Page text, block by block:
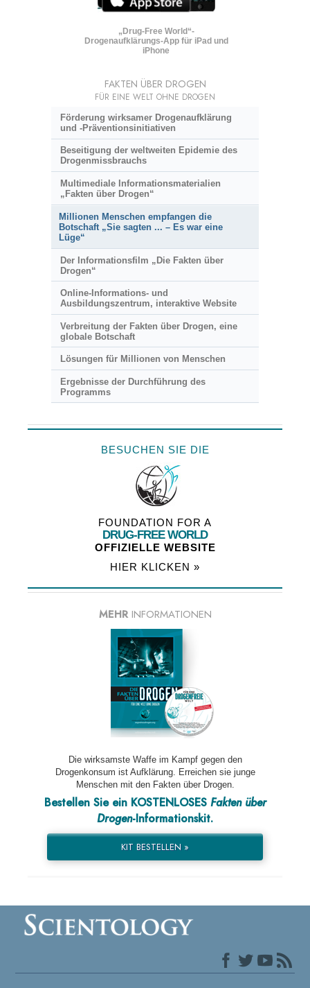
„Drug-Free World“-
Drogenaufklärungs-App für iPad und
iPhone
FAKTEN ÜBER DROGEN
FÜR EINE WELT OHNE DROGEN
Förderung wirksamer Drogenaufklärung
und -Präventionsinitiativen
Beseitigung der weltweiten Epidemie des
Drogenmissbrauchs
Multimediale Informationsmaterialien
„Fakten über Drogen“
Millionen Menschen empfangen die
Botschaft „Sie sagten ... – Es war eine
Lüge“
Der Informationsfilm „Die Fakten über
Drogen“
Online-Informations- und
Ausbildungszentrum, interaktive Website
Verbreitung der Fakten über Drogen, eine
globale Botschaft
Lösungen für Millionen von Menschen
Ergebnisse der Durchführung des
Programms
BESUCHEN SIE DIE
FOUNDATION FOR A
DRUG-FREE WORLD
OFFIZIELLE WEBSITE
HIER KLICKEN »
MEHR INFORMATIONEN
Die wirksamste Waffe im Kampf gegen den
Drogenkonsum ist Aufklärung. Erreichen sie junge
Menschen mit den Fakten über Drogen.
Bestellen Sie ein KOSTENLOSES Fakten über
Drogen-Informationskit.
KIT BESTELLEN »